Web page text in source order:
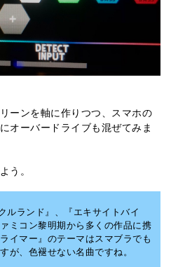
ーンを軸に作りつつ、スマホの
オーバードライブも混ぜてみま
う。
ルランド』、『エキサイトバイ
ミコン黎明期から多くの作品に携
イマー』のテーマはスマブラでも
が、色褪せない名曲ですね。